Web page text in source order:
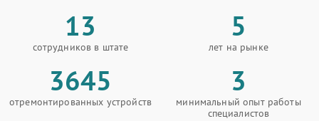
13
сотрудников в штате
5
лет на рынке
3645
отремонтированных устройств
3
минимальный опыт работы
специалистов